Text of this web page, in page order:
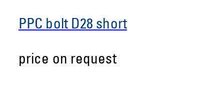
PPC bolt D28 short
price on request